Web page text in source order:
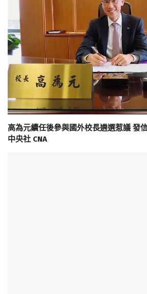
高為元續任後參與國外校長遴選惹議 發
中央社 CNA